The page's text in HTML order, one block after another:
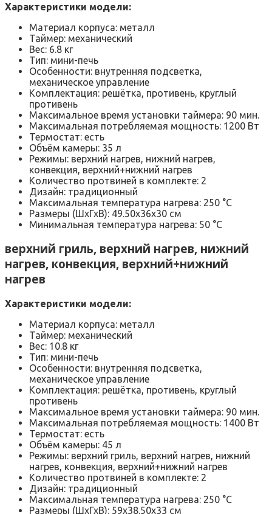
Характеристики модели:
Материал корпуса: металл
Таймер: механический
Вес: 6.8 кг
Тип: мини-печь
Особенности: внутренняя подсветка,
механическое управление
Комплектация: решётка, противень, круглый
противень
Максимальное время установки таймера: 90 мин.
Максимальная потребляемая мощность: 1200 Вт
Термостат: есть
Объём камеры: 35 л
Режимы: верхний нагрев, нижний нагрев,
конвекция, верхний+нижний нагрев
Количество протвиней в комплекте: 2
Дизайн: традиционный
Максимальная температура нагрева: 250 °C
Размеры (ШхГхВ): 49.50х36х30 см
Минимальная температура нагрева: 50 °C
верхний гриль, верхний нагрев, нижний
нагрев, конвекция, верхний+нижний
нагрев
Характеристики модели:
Материал корпуса: металл
Таймер: механический
Вес: 10.8 кг
Тип: мини-печь
Особенности: внутренняя подсветка,
механическое управление
Комплектация: решётка, противень, круглый
противень
Максимальное время установки таймера: 90 мин.
Максимальная потребляемая мощность: 1400 Вт
Термостат: есть
Объём камеры: 45 л
Режимы: верхний гриль, верхний нагрев, нижний
нагрев, конвекция, верхний+нижний нагрев
Количество протвиней в комплекте: 2
Дизайн: традиционный
Максимальная температура нагрева: 250 °C
Размеры (ШхГхВ): 59х38.50х33 см